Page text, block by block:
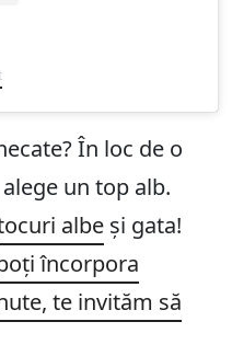
În loc de o
un top alb.
albe și gata!
încorpora
te invităm să